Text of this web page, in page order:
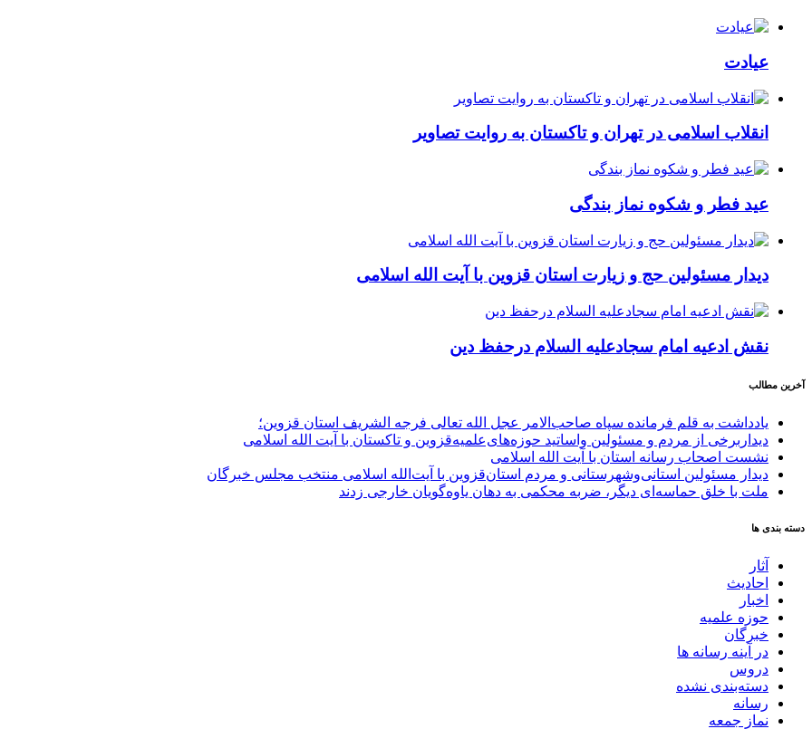
عیادت
انقلاب اسلامی در تهران و تاکستان به روایت تصاویر
عید فطر و شکوه نماز بندگی
دیدار مسئولین حج و زیارت استان قزوین با آیت الله اسلامی
نقش ادعیه امام سجادعلیه السلام درحفظ دین
آخرین مطالب
یادداشت به قلم فرمانده سپاه صاحب‌الامر عجل الله تعالی فرجه الشریف استان قزوین؛
دیداربرخی از مردم و مسئولین واساتید حوزه‌های‌علمیه‌قزوین و تاکستان با آیت الله اسلامی
نشست اصحاب رسانه استان با آیت الله اسلامی
دیدار مسئولین استانی‌وشهرستانی و مردم‌ استان‌قزوین با آیت‌الله‌ اسلامی منتخب مجلس‌ خبرگان
ملت با خلق حماسه‌ای دیگر، ضربه محکمی به دهان یاوه‌گویان خارجی زدند
دسته بندی ها
آثار
احادیث
اخبار
حوزه علمیه
خبرگان
در آینه رسانه ها
دروس
دسته‌بندی نشده
رسانه
نماز جمعه